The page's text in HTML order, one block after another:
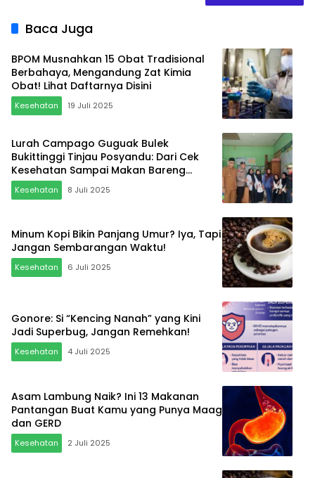
Baca Juga
BPOM Musnahkan 15 Obat Tradisional
Berbahaya, Mengandung Zat Kimia
Obat! Lihat Daftarnya Disini
Kesehatan 19 Juli 2025
Lurah Campago Guguak Bulek
Bukittinggi Tinjau Posyandu: Dari Cek
Kesehatan Sampai Makan Bareng
Lansia, Full Vibes Positif!
Kesehatan 8 Juli 2025
Minum Kopi Bikin Panjang Umur? Iya, Tapi
Jangan Sembarangan Waktu!
Kesehatan 6 Juli 2025
Gonore: Si “Kencing Nanah” yang Kini
Jadi Superbug, Jangan Remehkan!
Kesehatan 4 Juli 2025
Asam Lambung Naik? Ini 13 Makanan
Pantangan Buat Kamu yang Punya Maag
dan GERD
Kesehatan 2 Juli 2025